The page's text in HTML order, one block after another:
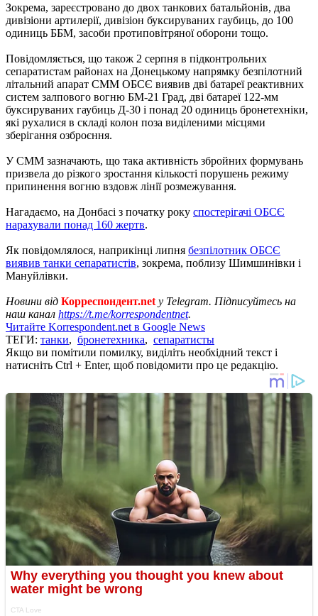
Зокрема, зареєстровано до двох танкових батальйонів, два
дивізіони артилерії, дивізіон буксируваних гаубиць, до 100
одиниць ББМ, засоби протиповітряної оборони тощо.
Повідомляється, що також 2 серпня в підконтрольних
сепаратистам районах на Донецькому напрямку безпілотний
літальний апарат СММ ОБСЄ виявив дві батареї реактивних
систем залпового вогню БМ-21 Град, дві батареї 122-мм
буксируваних гаубиць Д-30 і понад 20 одиниць бронетехніки,
які рухалися в складі колон поза виділеними місцями
зберігання озброєння.
У СММ зазначають, що така активність збройних формувань
призвела до різкого зростання кількості порушень режиму
припинення вогню вздовж лінії розмежування.
Нагадаємо, на Донбасі з початку року спостерігачі ОБСЄ
нарахували понад 160 жертв.
Як повідомлялося, наприкінці липня безпілотник ОБСЄ
виявив танки сепаратистів, зокрема, поблизу Шимшинівки і
Мануйлівки.
Новини від Корреспондент.net у Telegram. Підписуйтесь на
наш канал https://t.me/korrespondentnet.
Читайте Korrespondent.net в Google News
ТЕГИ: танки, бронетехника, сепаратисты
Якщо ви помітили помилку, виділіть необхідний текст і
натисніть Ctrl + Enter, щоб повідомити про це редакцію.